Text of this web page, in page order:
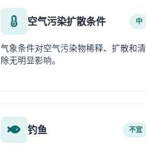
空气污染扩散条件 中
气象条件对空气污染物稀释、扩散和清
除无明显影响。
钓鱼 不宜